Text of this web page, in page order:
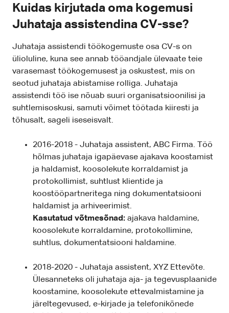
Kuidas kirjutada oma kogemusi
Juhataja assistendina CV-sse?
Juhataja assistendi töökogemuste osa CV-s on
ülioluline, kuna see annab tööandjale ülevaate teie
varasemast töökogemusest ja oskustest, mis on
seotud juhataja abistamise rolliga. Juhataja
assistendi töö ise nõuab suuri organisatsioonilisi ja
suhtlemisoskusi, samuti võimet töötada kiiresti ja
tõhusalt, sageli iseseisvalt.
2016-2018 - Juhataja assistent, ABC Firma. Töö
hõlmas juhataja igapäevase ajakava koostamist
ja haldamist, koosolekute korraldamist ja
protokollimist, suhtlust klientide ja
koostööpartneritega ning dokumentatsiooni
haldamist ja arhiveerimist.
Kasutatud võtmesõnad: ajakava haldamine,
koosolekute korraldamine, protokollimine,
suhtlus, dokumentatsiooni haldamine.
2018-2020 - Juhataja assistent, XYZ Ettevõte.
Ülesanneteks oli juhataja aja- ja tegevusplaanide
koostamine, koosolekute ettevalmistamine ja
järeltegevused, e-kirjade ja telefonikõnede